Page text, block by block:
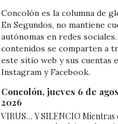
Concolón es la columna de
En Segundos, no mantiene
autónomas en redes sociales.
contenidos se comparten a
este sitio web y sus cuentas
Instagram y Facebook.
Concolón, jueves 6 de
2026
VIRUS… Y SILENCIO Mientras